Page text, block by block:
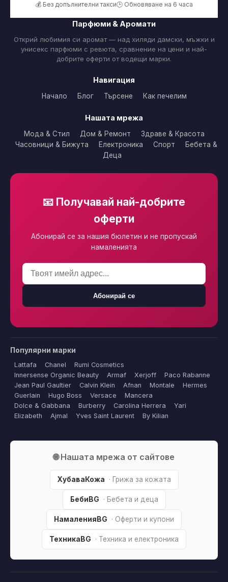
💰 Без допълнителни такси🕒 Обновяване на 6 часа
Парфюми & Аромати
Открий любимия си аромат — над хиляди дамски, мъжки и
унисекс парфюми с ревюта, сравнение на цени и най-
добрите оферти от водещи марки.
Навигация
Начало Блог Търсене Как печелим
Нашата мрежа
Мода & Стил Дом & Ремонт
Здраве & Красота
Часовници & Бижута
Електроника Спорт
Бебета &
Деца
📧 Получавай най-добрите
оферти
Абонирай се за нашия бюлетин и не пропускай
намаленията
Абонирай се
Популярни марки
Lattafa Chanel
Rumi Cosmetics
Innersense Organic Beauty
Armaf Xerjoff
Paco Rabanne
Jean Paul Gaultier
Calvin Klein Afnan Montale
Hermes
Guerlain
Hugo Boss Versace
Mancera
Dolce & Gabbana
Burberry Carolina Herrera
Yari
Elizabeth
Ajmal Yves Saint Laurent By Kilian
🌐 Нашата мрежа от сайтове
ХубаваКожа · Грижа за кожата
БебиBG · Бебета и деца
НамаленияBG · Оферти и купони
ТехникаBG · Техника и електроника